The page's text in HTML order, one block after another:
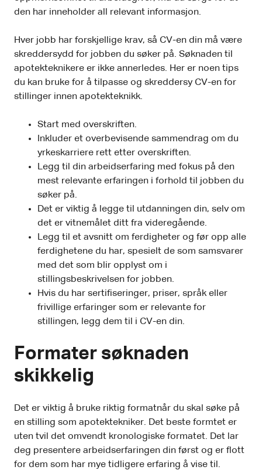
den har inneholder all relevant informasjon.
Hver jobb har forskjellige krav, så CV-en din må være
skreddersydd for jobben du søker på. Søknaden til
apotekteknikere er ikke annerledes. Her er noen tips
du kan bruke for å tilpasse og skreddersy CV-en for
stillinger innen apotekteknikk.
Start med overskriften.
Inkluder et overbevisende sammendrag om du
yrkeskarriere rett etter overskriften.
Legg til din arbeidserfaring med fokus på den
mest relevante erfaringen i forhold til jobben du
søker på.
Det er viktig å legge til utdanningen din, selv om
det er vitnemålet ditt fra videregående.
Legg til et avsnitt om ferdigheter og før opp alle
ferdighetene du har, spesielt de som samsvarer
med det som blir opplyst om i
stillingsbeskrivelsen for jobben.
Hvis du har sertifiseringer, priser, språk eller
frivillige erfaringer som er relevante for
stillingen, legg dem til i CV-en din.
Formater søknaden
skikkelig
Det er viktig å bruke riktig formatnår du skal søke på
en stilling som apotektekniker. Det beste formtet er
uten tvil det omvendt kronologiske formatet. Det lar
deg presentere arbeidserfaringen din først og er flott
for dem som har mye tidligere erfaring å vise til.